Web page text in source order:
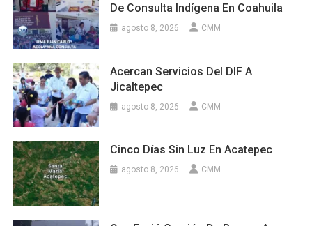
De Consulta Indígena En Coahuila
agosto 8, 2026 CMM
Acercan Servicios Del DIF A
Jicaltepec
agosto 8, 2026 CMM
Cinco Días Sin Luz En Acatepec
agosto 8, 2026 CMM